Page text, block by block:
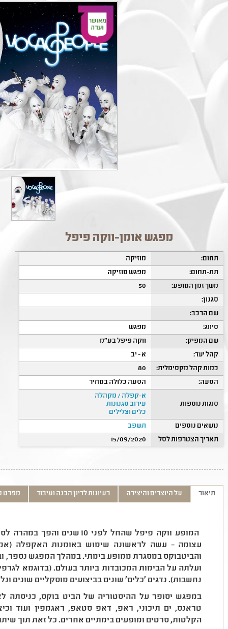
מפגש אומן-ווקה פיפל
תחום:
מוזיקה
תת-תחום:
מפגש מוזיקה
משך זמן המופע:
50
סגנון:
שם הרכב:
סיווג:
מפגש
שם המפיק:
ווקה פיפל בע"מ
קהל יעד:
א - יב
כמות קהל מקסימלית:
80
הסעה:
הסעה כלולה במחיר
סוגות נוספות
א-קפלה / מקהלה
עירוב סגנונות
כלים וצלילים
נושאים נוספים
תשפב
תאריך הצטרפות לסל
15/09/2020
תיאור על היוצרים והיצירה רעיונות לדיון הכנה ועיבוד מפרט
המופע ווקה פיפל שהחל לפני 10
עצומה – עשה לראשונה שימוש באומנות האקפלה
והביטבוקס במסגרת ממופע בימתי. במהלך המפגש נספר,
ועלתה על הבימות המכובדות ביותר בעולם. (בדוגמא
נחשבות). נדגים 'כלים' שונים בביצועים מוסקליים שונים
במפגש יסופר על ההיסטוריה של הביט בוקס, כניסתה
טראנס, ים תיכוני, ראפ, דאפ סטאפ, ראגמפין ועוד
הקלטות, סרטים ומופעים בימתיים אחרים. כל זאת תוך